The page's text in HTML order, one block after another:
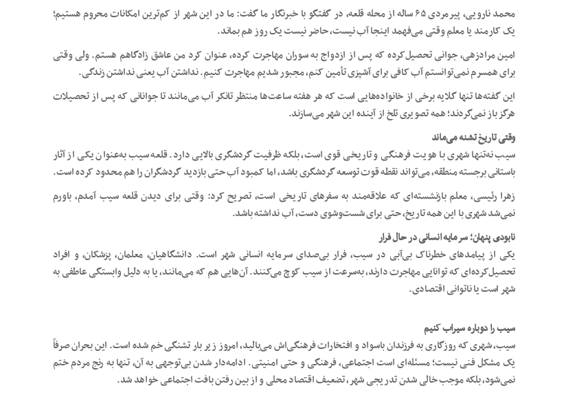
محمد نارویی، پیرمردی ۶۵ ساله از محله قلعه، در گفتگو با خبرنگار ما گفت: ما در این شهر از کم‌ترین امکانات محروم هستیم؛
یک کارمند یا معلم وقتی می‌فهمد اینجا آب نیست، حاضر نیست یک روز هم بماند.
امین مرادزهی، جوانی تحصیل‌کرده که پس از ازدواج به سوران مهاجرت کرده، عنوان کرد من عاشق زادگاهم هستم. ولی وقتی
برای همسرم نمی‌توانستم آب کافی برای آشپزی تأمین کنم، مجبور شدیم مهاجرت کنیم. نداشتن آب یعنی نداشتن زندگی.
این گفته‌ها تنها گلایه برخی از خانواده‌هایی است که هر هفته ساعت‌ها منتظر تانکر آب می‌مانند تا جوانانی که پس از تحصیلات
هرگز باز نمی‌گردند؛ همه تصویری تلخ از آینده این شهر می‌سازند.
وقتی تاریخ تشنه می‌ماند
سیب نه‌تنها شهری با هویت فرهنگی و تاریخی قوی است، بلکه ظرفیت گردشگری بالایی دارد. قلعه سیب به‌عنوان یکی از آثار
باستانی برجسته منطقه، می‌تواند نقطه قوت توسعه گردشگری باشد، اما کمبود آب حتی بازدید گردشگران را هم محدود کرده است.
زهرا رئیسی، معلم بازنشسته‌ای که علاقه‌مند به سفرهای تاریخی است، تصریح کرد: وقتی برای دیدن قلعه سیب آمدم، باورم
نمی‌شد شهری با این همه تاریخ، حتی برای شست‌وشوی دست، آب نداشته باشد.
نابودی پنهان؛ سرمایه انسانی در حال فرار
یکی از پیامدهای خطرناک بی‌آبی در سیب، فرار بی‌صدای سرمایه انسانی شهر است. دانشگاهیان، معلمان، پزشکان، و افراد
تحصیل‌کرده‌ای که توانایی مهاجرت دارند، به‌سرعت از سیب کوچ می‌کنند. آن‌هایی هم که می‌مانند، یا به دلیل وابستگی عاطفی به
شهر است یا ناتوانی اقتصادی.
سیب را دوباره سیراب کنیم
سیب، شهری که روزگاری به فرزندان باسواد و افتخارات فرهنگی‌اش می‌بالید، امروز زیر بار تشنگی خم شده است. این بحران صرفاً
یک مشکل فنی نیست؛ مسئله‌ای است اجتماعی، فرهنگی و حتی امنیتی. ادامه‌دار شدن بی‌توجهی به آن، تنها به رنج مردم ختم
نمی‌شود، بلکه موجب خالی شدن تدریجی شهر، تضعیف اقتصاد محلی و از بین رفتن بافت اجتماعی خواهد شد.